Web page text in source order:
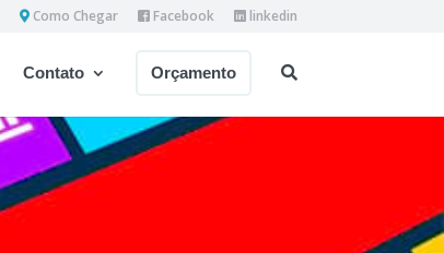
Como Chegar Facebook linkedin
Contato Orçamento